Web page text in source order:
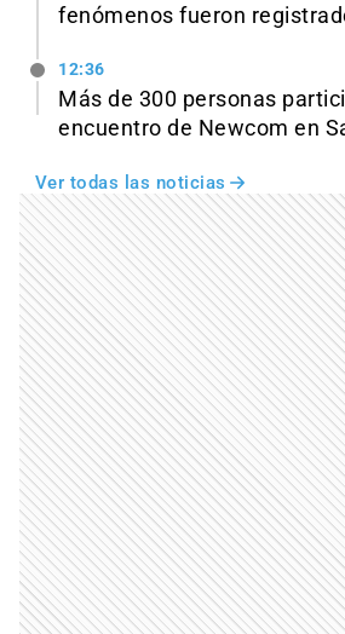
fenómenos fueron
12:36
Más de 300 personas
encuentro de Newcom en
Ver todas las noticias